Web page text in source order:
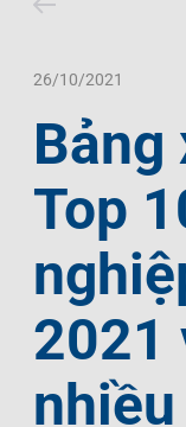
Tin Đầu Tư
Thông Cáo
Ngôn Ngữ
VI
26/10/2021
Bảng
Top
2021